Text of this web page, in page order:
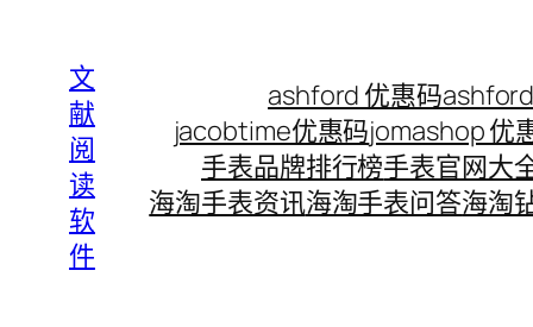
content
文
献
阅
读
软
件
ashford 优惠码
jacobtime优惠码jomashop 优
手表品牌排行榜手表官网大
海淘手表资讯海淘手表问答海淘